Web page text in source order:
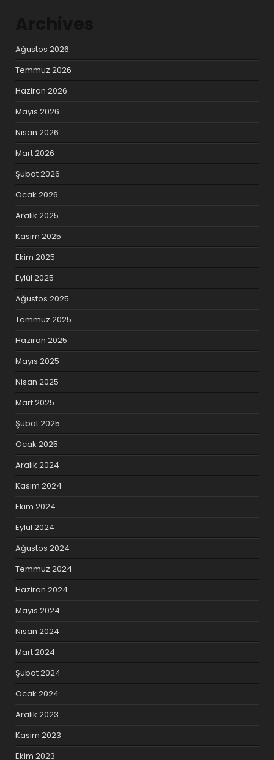
Ağustos 2026
Temmuz 2026
Haziran 2026
Mayıs 2026
Nisan 2026
Mart 2026
Şubat 2026
Ocak 2026
Aralık 2025
Kasım 2025
Ekim 2025
Eylül 2025
Ağustos 2025
Temmuz 2025
Haziran 2025
Mayıs 2025
Nisan 2025
Mart 2025
Şubat 2025
Ocak 2025
Aralık 2024
Kasım 2024
Ekim 2024
Eylül 2024
Ağustos 2024
Temmuz 2024
Haziran 2024
Mayıs 2024
Nisan 2024
Mart 2024
Şubat 2024
Ocak 2024
Aralık 2023
Kasım 2023
Ekim 2023